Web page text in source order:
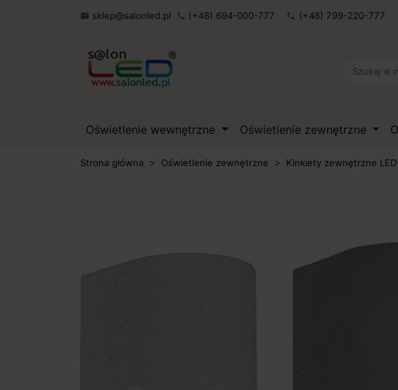
 sklep@salonled.pl phone (+48) 694-000-777 phone (+48) 799-220-777
Oświetlenie wewnętrzne Oświetlenie zewnętrzne
Strona główna Oświetlenie zewnętrzne Kinkiety zewnętrzne LED